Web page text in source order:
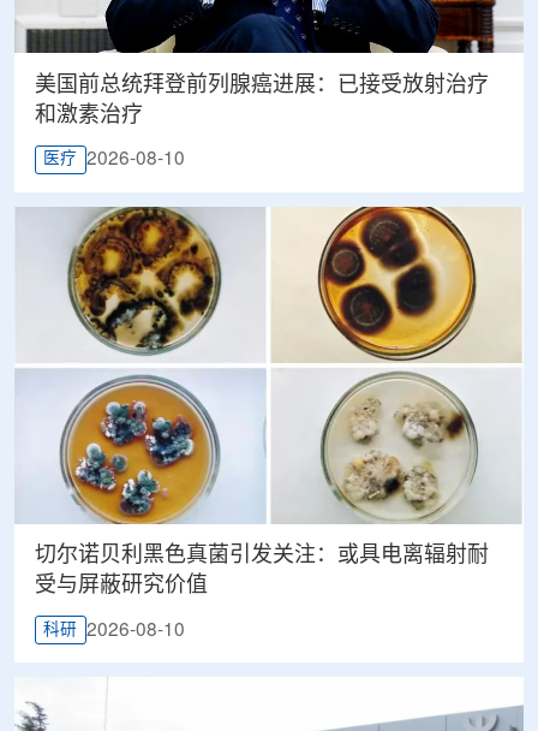
美国前总统拜登前列腺癌进展：已接受放射治疗
和激素治疗
医疗 2026-08-10
切尔诺贝利黑色真菌引发关注：或具电离辐射耐
受与屏蔽研究价值
科研 2026-08-10